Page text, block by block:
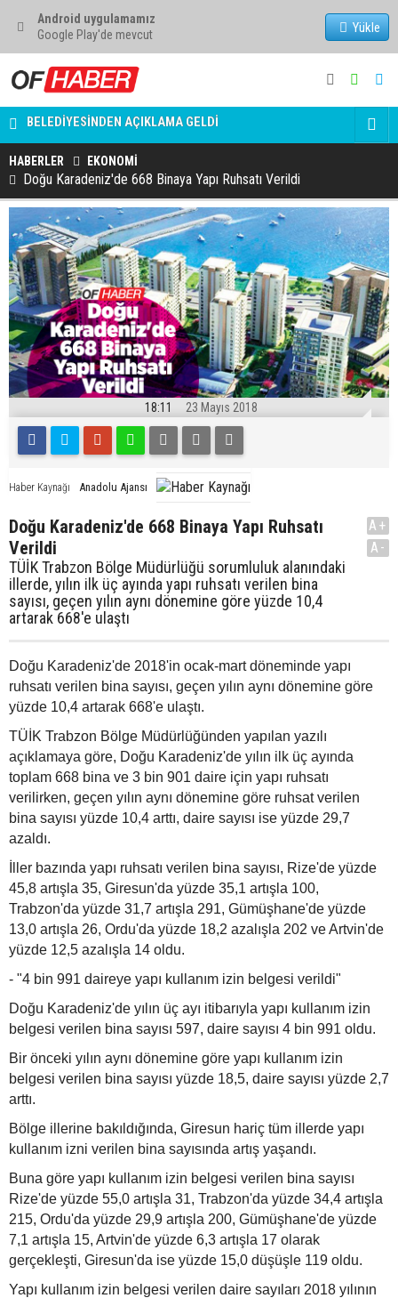
Android uygulamamız
Google Play'de mevcut
Yükle
"ADRESE TESLİM BİR İHALE DAHA" MANŞETİNE TRABZON
ELON MUSK: TESLA FABRİKALARI MİLYARLARCA DOLAR
ZARAR ETMEYE BAŞLADI.
HABERLER EKONOMİ
Doğu Karadeniz'de 668 Binaya Yapı Ruhsatı Verildi
18:11 23 Mayıs 2018
Haber Kaynağı Anadolu Ajansı
Doğu Karadeniz'de 668 Binaya Yapı Ruhsatı
Verildi
TÜİK Trabzon Bölge Müdürlüğü sorumluluk alanındaki
illerde, yılın ilk üç ayında yapı ruhsatı verilen bina
sayısı, geçen yılın aynı dönemine göre yüzde 10,4
artarak 668'e ulaştı
A+
A-
Doğu Karadeniz'de 2018'in ocak-mart döneminde yapı
ruhsatı verilen bina sayısı, geçen yılın aynı dönemine göre
yüzde 10,4 artarak 668'e ulaştı.
TÜİK Trabzon Bölge Müdürlüğünden yapılan yazılı
açıklamaya göre, Doğu Karadeniz'de yılın ilk üç ayında
toplam 668 bina ve 3 bin 901 daire için yapı ruhsatı
verilirken, geçen yılın aynı dönemine göre ruhsat verilen
bina sayısı yüzde 10,4 arttı, daire sayısı ise yüzde 29,7
azaldı.
İller bazında yapı ruhsatı verilen bina sayısı, Rize'de yüzde
45,8 artışla 35, Giresun'da yüzde 35,1 artışla 100,
Trabzon'da yüzde 31,7 artışla 291, Gümüşhane'de yüzde
13,0 artışla 26, Ordu'da yüzde 18,2 azalışla 202 ve Artvin'de
yüzde 12,5 azalışla 14 oldu.
- "4 bin 991 daireye yapı kullanım izin belgesi verildi"
Doğu Karadeniz'de yılın üç ayı itibarıyla yapı kullanım izin
belgesi verilen bina sayısı 597, daire sayısı 4 bin 991 oldu.
Bir önceki yılın aynı dönemine göre yapı kullanım izin
belgesi verilen bina sayısı yüzde 18,5, daire sayısı yüzde 2,7
arttı.
Bölge illerine bakıldığında, Giresun hariç tüm illerde yapı
kullanım izni verilen bina sayısında artış yaşandı.
Buna göre yapı kullanım izin belgesi verilen bina sayısı
Rize'de yüzde 55,0 artışla 31, Trabzon'da yüzde 34,4 artışla
215, Ordu'da yüzde 29,9 artışla 200, Gümüşhane'de yüzde
7,1 artışla 15, Artvin'de yüzde 6,3 artışla 17 olarak
gerçekleşti, Giresun'da ise yüzde 15,0 düşüşle 119 oldu.
Yapı kullanım izin belgesi verilen daire sayıları 2018 yılının